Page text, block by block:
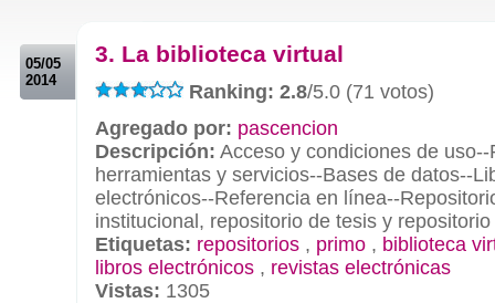
05/05
2014
3. La biblioteca virtual
Ranking: 2.8/5.0 (71 votos)
Agregado por: pascencion
Descripción: Acceso y condiciones de uso--
herramientas y servicios--Bases de datos--
electrónicos--Referencia en línea--
institucional, repositorio de tesis y
Etiquetas: repositorios , primo , biblioteca
libros electrónicos , revistas electrónicas
Vistas: 1305